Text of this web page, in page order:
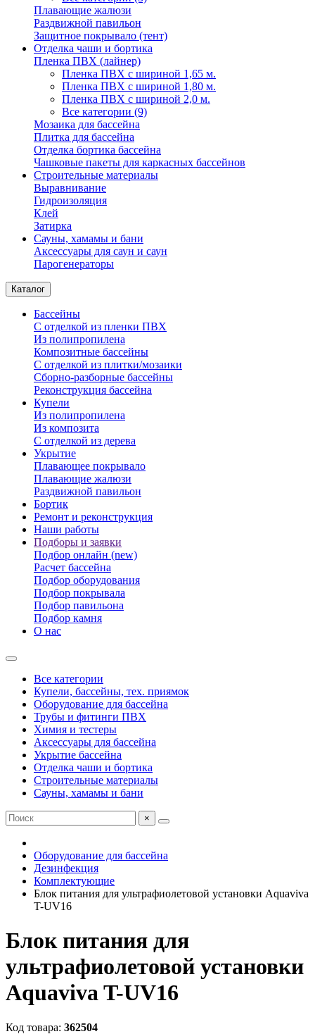
Плавающие жалюзи
Раздвижной павильон
Защитное покрывало (тент)
Отделка чаши и бортика
Пленка ПВХ (лайнер)
Пленка ПВХ с шириной 1,65 м.
Пленка ПВХ с шириной 1,80 м.
Пленка ПВХ с шириной 2,0 м.
Все категории (9)
Мозаика для бассейна
Плитка для бассейна
Отделка бортика бассейна
Чашковые пакеты для каркасных бассейнов
Строительные материалы
Выравнивание
Гидроизоляция
Клей
Затирка
Сауны, хамамы и бани
Аксессуары для саун и саун
Парогенераторы
Каталог
Бассейны
С отделкой из пленки ПВХ
Из полипропилена
Композитные бассейны
С отделкой из плитки/мозаики
Сборно-разборные бассейны
Реконструкция бассейна
Купели
Из полипропилена
Из композита
С отделкой из дерева
Укрытие
Плавающее покрывало
Плавающие жалюзи
Раздвижной павильон
Бортик
Ремонт и реконструкция
Наши работы
Подборы и заявки
Подбор онлайн (new)
Расчет бассейна
Подбор оборудования
Подбор покрывала
Подбор павильона
Подбор камня
О нас
Все категории
Купели, бассейны, тех. приямок
Оборудование для бассейна
Трубы и фитинги ПВХ
Химия и тестеры
Аксессуары для бассейна
Укрытие бассейна
Отделка чаши и бортика
Строительные материалы
Сауны, хамамы и бани
×
Оборудование для бассейна
Дезинфекция
Комплектующие
Блок питания для ультрафиолетовой установки Aquaviva
T-UV16
Блок питания для
ультрафиолетовой установки
Aquaviva T-UV16
Код товара: 362504